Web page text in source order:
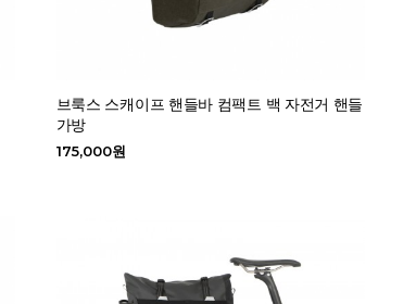
브룩스 스캐이프 핸들바 컴팩트 백 자전거 핸들
가방
175,000원